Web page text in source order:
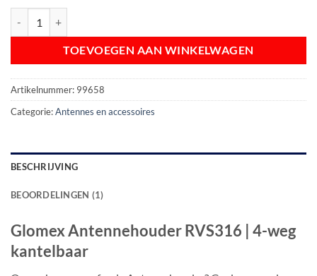
TOEVOEGEN AAN WINKELWAGEN
Artikelnummer: 99658
Categorie:Antennes en accessoires
BESCHRIJVING
BEOORDELINGEN (1)
Glomex Antennehouder RVS316 | 4-weg
kantelbaar